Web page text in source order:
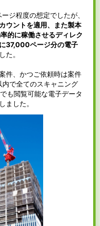
ジ程度の想定でしたが、
ウントを適用、また製本
的に稼働させるディレク
37,000ページ分の電子
た。
件、かつご依頼時は案件
で全てのスキャニング
も閲覧可能な電子データ
ました。